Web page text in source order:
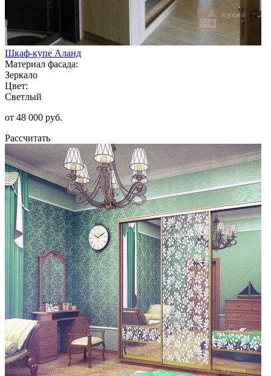
Шкаф-купе Аланд
Материал фасада:
Зеркало
Цвет:
Светлый
от 48 000 руб.
Рассчитать